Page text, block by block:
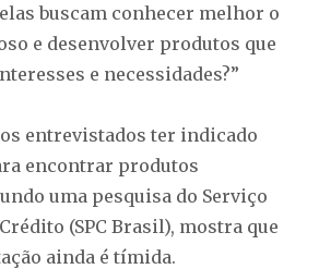
buscam conhecer melhor o
e desenvolver produtos que
e necessidades?”
entrevistados ter indicado
encontrar produtos
uma pesquisa do Serviço
(SPC Brasil), mostra que
ainda é tímida.